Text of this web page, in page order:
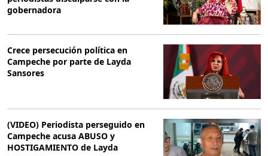
gobernadora
Crece persecución política en
Campeche por parte de Layda
Sansores
(VIDEO) Periodista perseguido en
Campeche acusa ABUSO y
HOSTIGAMIENTO de Layda